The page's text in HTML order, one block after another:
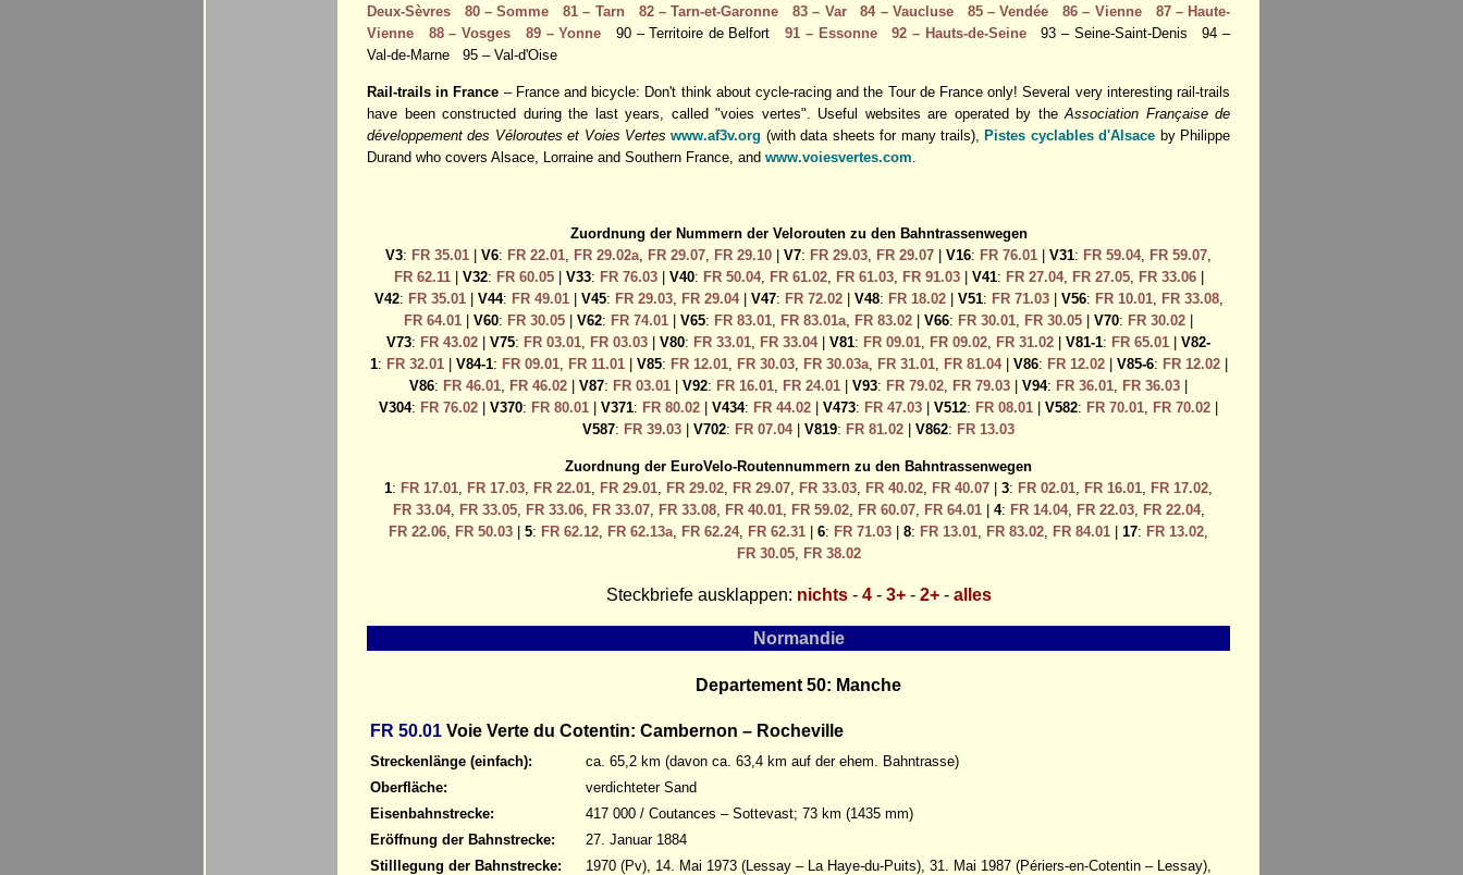
Deux-Sèvres
80 – Somme 81 – Tarn 82 – Tarn-et-Garonne 83 – Var 84 – Vaucluse 85 – Vendée 86 – Vienne
87 – Haute-
Vienne
88 – Vosges 89 – Yonne 90 – Territoire de Belfort91 – Essonne 92 – Hauts-de-Seine93 – Seine-Saint-Denis 94 –
Val-de-Marne 95 – Val-d'Oise
Rail-trails in France – France and bicycle: Don't think about cycle-racing and the Tour de France only! Several very interesting rail-trails
have been constructed during the last years, called "voies vertes". Useful websites are operated by the Association Française de
développement des Véloroutes et Voies Vertes www.af3v.org (with data sheets for many trails),Pistes cyclables d'Alsace by Philippe
Durand who covers Alsace, Lorraine and Southern France, and www.voiesvertes.com
Zuordnung der Nummern der Velorouten zu den Bahntrassenwegen
V3: FR 35.01 V6: FR 22.01, FR 29.02a, FR 29.07, FR 29.10 V7: FR 29.03, FR 29.07 V16: FR 76.01 V31: FR 59.04, FR 59.07,
FR 62.11| V32: FR 60.05| V33: FR 76.03| V40: FR 50.04, FR 61.02, FR 61.03, FR 91.03| V41: FR 27.04, FR 27.05, FR 33.06|
V42: FR 35.01| V44: FR 49.01| V45: FR 29.03, FR 29.04| V47: FR 72.02| V48: FR 18.02| V51: FR 71.03| V56: FR 10.01, FR 33.08,
FR 64.01
V60: FR 30.05 V62: FR 74.01 V65: FR 83.01, FR 83.01a, FR 83.02 V66: FR 30.01, FR 30.05 V70: FR 30.02
V73: FR 43.02 V75: FR 03.01, FR 03.03 V80: FR 33.01, FR 33.04| V81: FR 09.01, FR 09.02, FR 31.02 V81-1: FR 65.01
V82-
1: FR 32.01| V84-1: FR 09.01, FR 11.01| V85: FR 12.01, FR 30.03, FR 30.03a, FR 31.01, FR 81.04| V86: FR 12.02| V85-6: FR 12.02|
V86: FR 46.01, FR 46.02 V87: FR 03.01 V92: FR 16.01, FR 24.01 V93: FR 79.02, FR 79.03 V94: FR 36.01, FR 36.03
V304: FR 76.02 V370: FR 80.01 V371: FR 80.02 V434: FR 44.02 V473: FR 47.03 V512: FR 08.01 V582: FR 70.01, FR 70.02
V587: FR 39.03 V702: FR 07.04| V819: FR 81.02 V862: FR 13.03
Zuordnung der EuroVelo-Routennummern zu den Bahntrassenwegen
1: FR 17.01 FR 17.03 FR 22.01 FR 29.01 FR 29.02 FR 29.07 FR 33.03 FR 40.02 FR 40.07 | 3: FR 02.01 FR 16.01 FR 17.02
FR 33.04, FR 33.05, FR 33.06, FR 33.07, FR 33.08, FR 40.01, FR 59.02, FR 60.07, FR 64.01| 4: FR 14.04, FR 22.03, FR 22.04,
FR 22.06 FR 50.03 | 5: FR 62.12 FR 62.13a FR 62.24, FR 62.31 | 6: FR 71.03 | 8: FR 13.01 FR 83.02 FR 84.01 | 17: FR 13.02
FR 30.05, FR 38.02
Steckbriefe ausklappen: nichts- 4- 3+- 2+- alles
Normandie
Departement 50: Manche
FR 50.01 Voie Verte du Cotentin: Cambernon – Rocheville
Streckenlänge (einfach):
ca. 65,2 km (davon ca. 63,4 km auf der ehem. Bahntrasse)
Oberfläche:
verdichteter Sand
Eisenbahnstrecke:
417 000 / Coutances – Sottevast; 73 km (1435 mm)
Eröffnung der Bahnstrecke:
27. Januar 1884
Stilllegung der Bahnstrecke:
1970 (Pv), 14. Mai 1973 (Lessay – La Haye-du-Puits), 31. Mai 1987 (Périers-en-Cotentin – Lessay),